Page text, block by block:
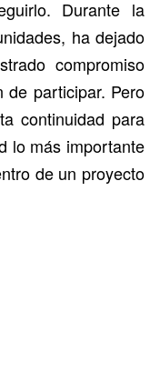
Durante la
ha dejado
compromiso
participar. Pero
continuidad para
lo más importante
de un proyecto